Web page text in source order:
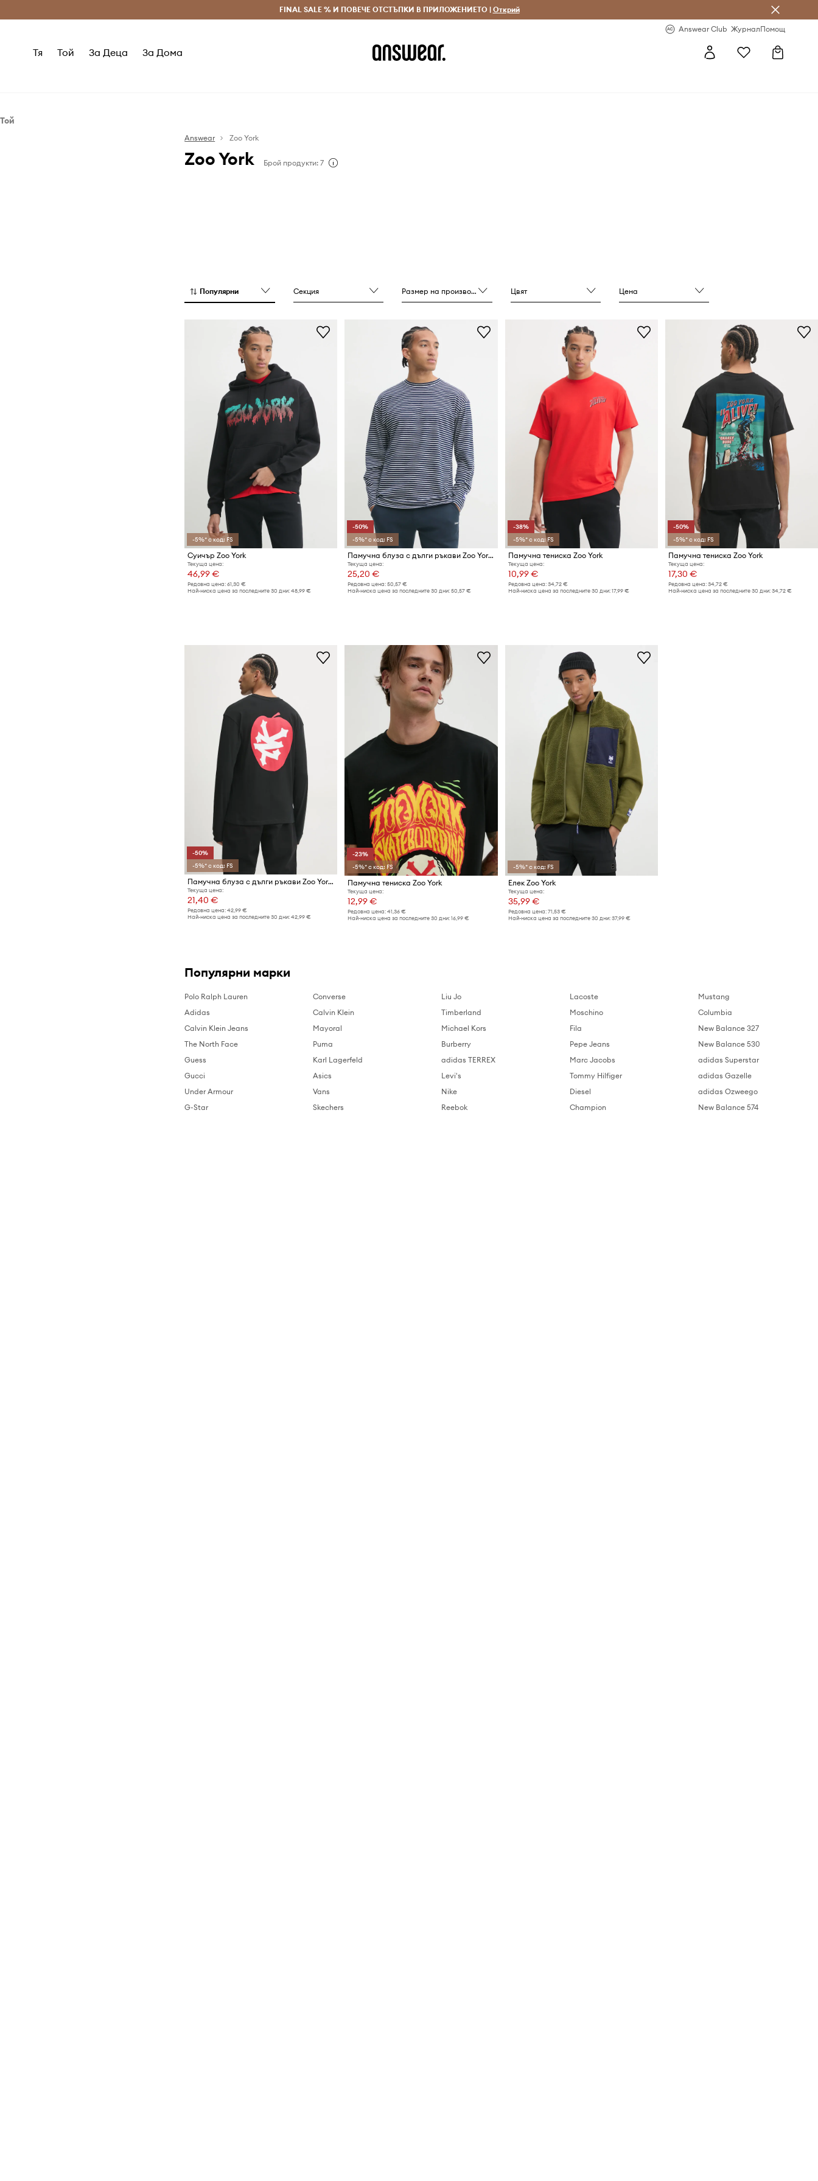
Безплатни доставка и връщане за поръчки над 70 EUR Доставка 1-5 дни
FINAL SALE % И ПОВЕЧЕ ОТСТЪПКИ В ПРИЛОЖЕНИЕТО | Открий
Answear Club ЖурналПомощ
Тя Той За Деца За Дома
Той
Answear Zoo York
Zoo York Брой продукти: 7
постоянно определя тенденциите.
След всички тези години марката не е
скейтъри, хип-хоп фенове и
художници на графити по цял свят.
Популярни Секция Размер на производителя Цвят Цена
-5%* с код: FS
Суичър Zoo York
Текуща цена:
46,99 €
Редовна цена: 61,30 €
Най-ниска цена за последните 30 дни: 48,99 €
-50%
-5%* с код: FS
Памучна блуза с дълги ръкави Zoo York
Текуща цена:
25,20 €
Редовна цена: 50,57 €
Най-ниска цена за последните 30 дни: 50,57 €
-38%
-5%* с код: FS
Памучна тениска Zoo York
Текуща цена:
10,99 €
Редовна цена: 34,72 €
Най-ниска цена за последните 30 дни: 17,99 €
-50%
-5%* с код: FS
Памучна тениска Zoo York
Текуща цена:
17,30 €
Редовна цена: 34,72 €
Най-ниска цена за последните 30 дни: 34,72 €
-50%
-5%* с код: FS
Памучна блуза с дълги ръкави Zoo York
Текуща цена:
21,40 €
Редовна цена: 42,99 €
Най-ниска цена за последните 30 дни: 42,99 €
-23%
-5%* с код: FS
Памучна тениска Zoo York
Текуща цена:
12,99 €
Редовна цена: 41,36 €
Най-ниска цена за последните 30 дни: 16,99 €
-5%* с код: FS
Елек Zoo York
Текуща цена:
35,99 €
Редовна цена: 71,53 €
Най-ниска цена за последните 30 дни: 37,99 €
Популярни марки
Polo Ralph Lauren
Adidas
Calvin Klein Jeans
The North Face
Guess
Gucci
Under Armour
G-Star
Converse
Calvin Klein
Mayoral
Puma
Karl Lagerfeld
Asics
Vans
Skechers
Liu Jo
Timberland
Michael Kors
Burberry
adidas TERREX
Levi's
Nike
Reebok
Lacoste
Moschino
Fila
Pepe Jeans
Marc Jacobs
Tommy Hilfiger
Diesel
Champion
Mustang
Columbia
New Balance 327
New Balance 530
adidas Superstar
adidas Gazelle
adidas Ozweego
New Balance 574